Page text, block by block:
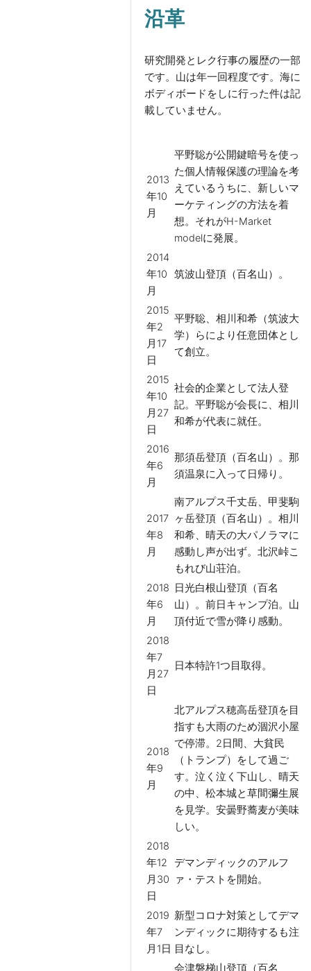
沿革
研究開発とレク行事の履歴の一部
です。山は年一回程度です。海に
ボディボードをしに行った件は記
載していません。
2013
年10
月
平野聡が公開鍵暗号を使っ
た個人情報保護の理論を考
えているうちに、新しいマ
ーケティングの方法を着
想。それがH-Market
modelに発展。
2014
年10
月
筑波山登頂（百名山）。
2015
年2
月17
日
平野聡、相川和希（筑波大
学）らにより任意団体とし
て創立。
2015
年10
月27
日
社会的企業として法人登
記。平野聡が会長に、相川
和希が代表に就任。
2016
年6
月
那須岳登頂（百名山）。那
須温泉に入って日帰り。
2017
年8
月
南アルプス千丈岳、甲斐駒
ヶ岳登頂（百名山）。相川
和希、晴天の大パノラマに
感動し声が出ず。北沢峠こ
もれび山荘泊。
2018
年6
月
日光白根山登頂（百名
山）。前日キャンプ泊。山
頂付近で雪が降り感動。
2018
年7
月27
日
日本特許1つ目取得。
2018
年9
月
北アルプス穂高岳登頂を目
指すも大雨のため涸沢小屋
で停滞。2日間、大貧民
（トランプ）をして過ご
す。泣く泣く下山し、晴天
の中、松本城と草間彌生展
を見学。安曇野蕎麦が美味
しい。
2018
年12
月30
日
デマンディックのアルフ
ァ・テストを開始。
2019
年7
月1日
新型コロナ対策としてデマ
ンディックに期待するも注
目なし。
会津磐梯山登頂（百名